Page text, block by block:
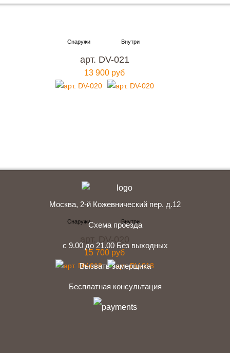
арт. DV-021
13 900 руб
15 700 руб
Москве
цене?
Мы ждем вас, звоните прямо сейчас!
Москва, 2-й Кожевнический пер. д.12
Схема проезда
с 9.00 до 21.00 Без выходных
Вызвать замерщика
Бесплатная консультация